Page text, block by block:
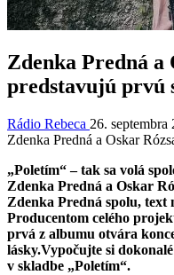
Zdenka Predná a
predstavujú prvú
Rádio Rebeca 26. septembra
Zdenka Predná a Oskar
„Poletím“ – tak sa volá
Zdenka Predná a Oskar
Zdenka Predná spolu, text
Producentom celého
prvá z albumu otvára
lásky.Vypočujte si
v skladbe „Poletím“.